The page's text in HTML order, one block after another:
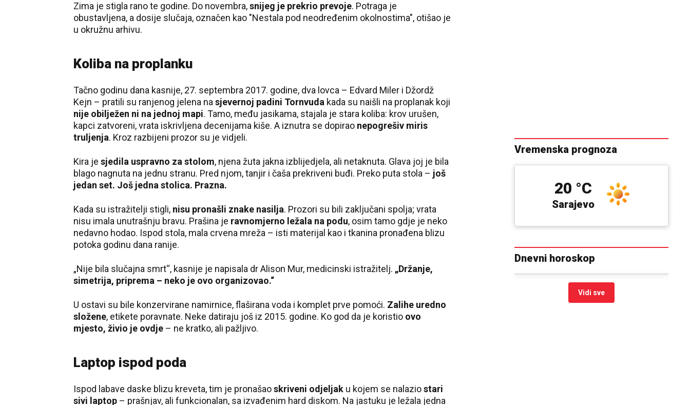
Zima je stigla rano te godine. Do novembra,snijeg je prekrio prevoje. Potraga je
obustavljena, a dosije slučaja, označen kao "Nestala pod neodređenim okolnostima", otišao je
u okružnu arhivu.
Koliba na proplanku
Tačno godinu dana kasnije, 27. septembra 2017. godine, dva lovca – Edvard Miler i Džordž
Kejn – pratili su ranjenog jelena na sjevernoj padini Tornvuda kada su naišli na proplanak koji
nije obilježen ni na jednoj mapi. Tamo, među jasikama, stajala je stara koliba: krov urušen,
kapci zatvoreni, vrata iskrivljena decenijama kiše. A iznutra se dopirao nepogrešiv miris
truljenja. Kroz razbijeni prozor su je vidjeli.
Kira je sjedila uspravno za stolom, njena žuta jakna izblijedjela, ali netaknuta. Glava joj je bila
blago nagnuta na jednu stranu. Pred njom, tanjir i čaša prekriveni buđi. Preko puta stola – još
jedan set. Još jedna stolica. Prazna.
Kada su istražitelji stigli, nisu pronašli znake nasilja. Prozori su bili zaključani spolja; vrata
nisu imala unutrašnju bravu. Prašina je ravnomjerno ležala na podu, osim tamo gdje je neko
nedavno hodao. Ispod stola, mala crvena mreža – isti materijal kao i tkanina pronađena blizu
potoka godinu dana ranije.
„Nije bila slučajna smrt“, kasnije je napisala dr Alison Mur, medicinski istražitelj. „Držanje,
simetrija, priprema – neko je ovo organizovao.“
U ostavi su bile konzervirane namirnice, flaširana voda i komplet prve pomoći. Zalihe uredno
složene, etikete poravnate. Neke datiraju još iz 2015. godine. Ko god da je koristio ovo
mjesto, živio je ovdje – ne kratko, ali pažljivo.
Laptop ispod poda
Ispod labave daske blizu kreveta, tim je pronašaoskriveni odjeljak u kojem se nalaziostari
sivi laptop – prašnjav, ali funkcionalan, sa izvađenim hard diskom. Na jastuku je ležala jedna
Vremenska prognoza
Pale Sarajevo
20 °C
Dnevni horoskop
Vidi sve